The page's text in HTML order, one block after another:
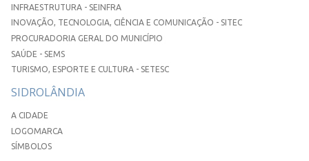
INFRAESTRUTURA - SEINFRA
INOVAÇÃO, TECNOLOGIA, CIÊNCIA E COMUNICAÇÃO - SITEC
PROCURADORIA GERAL DO MUNICÍPIO
SAÚDE - SEMS
TURISMO, ESPORTE E CULTURA - SETESC
SIDROLÂNDIA
A CIDADE
LOGOMARCA
SÍMBOLOS